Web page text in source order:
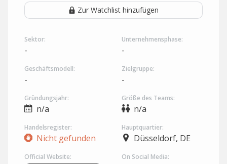
Zur Watchlist hinzufügen
Sektor:
-
Unternehmensphase:
-
Geschäftsmodell:
-
Zielgruppe:
-
Gründungsjahr:
n/a
Größe des Teams:
n/a
Handelsregister:
Nicht gefunden
Hauptquartier:
Düsseldorf, DE
Official Website: On Social Media: